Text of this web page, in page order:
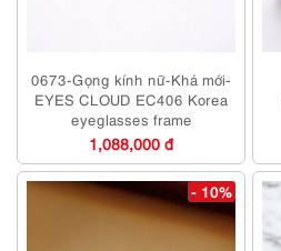
0673-Gọng kính nữ-Khá mới-
EYES CLOUD EC406 Korea
eyeglasses frame
1,088,000 đ
- 10%